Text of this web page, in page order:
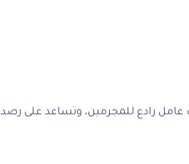
عامل رادع للمجرمين، وتساعد على رصد